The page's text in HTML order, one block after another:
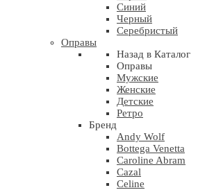
Синий
Черный
Серебристый
Оправы
Назад в Каталог
Оправы
Мужские
Женские
Детские
Ретро
Бренд
Andy Wolf
Bottega Venetta
Caroline Abram
Cazal
Celine